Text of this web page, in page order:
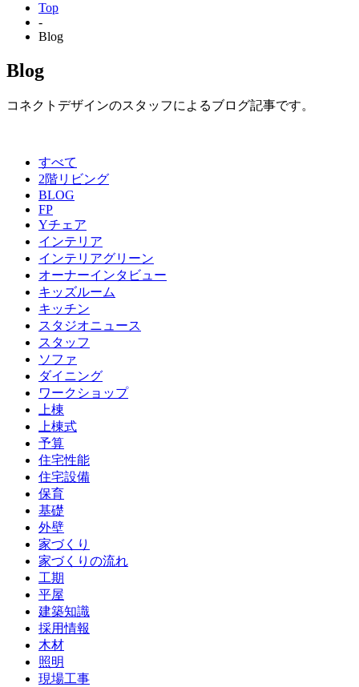
Top
-
Blog
Blog
コネクトデザインのスタッフによるブログ記事です。
すべて
2階リビング
BLOG
FP
Yチェア
インテリア
インテリアグリーン
オーナーインタビュー
キッズルーム
キッチン
スタジオニュース
スタッフ
ソファ
ダイニング
ワークショップ
上棟
上棟式
予算
住宅性能
住宅設備
保育
基礎
外壁
家づくり
家づくりの流れ
工期
平屋
建築知識
採用情報
木材
照明
現場工事